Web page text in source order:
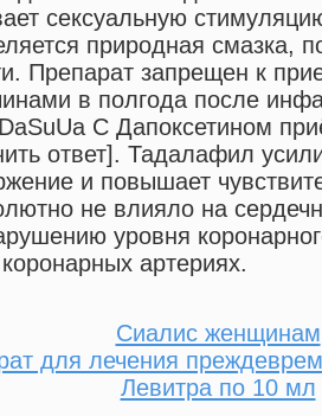
сексуальную
природная смазка,
Препарат запрещен к
в полгода после
С Дапоксетином
ответ]. Тадалафил
и повышает
не влияло на
уровня
артериях.
Сиалис женщинам
для лечения
Левитра по 10 мл